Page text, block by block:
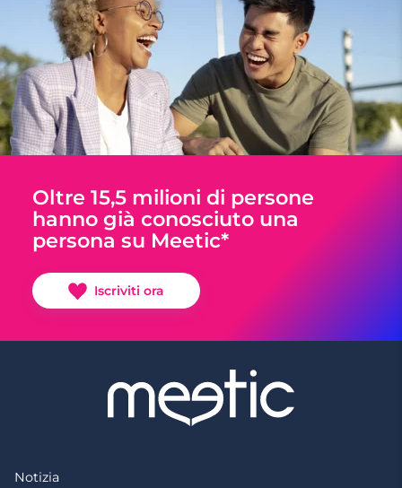
Oltre 15,5 milioni di persone
hanno già conosciuto una
persona su Meetic*
Iscriviti ora
Notizia